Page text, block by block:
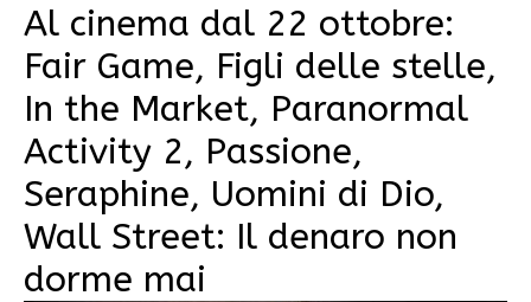
Al cinema dal 22 ottobre:
Fair Game, Figli delle stelle,
In the Market, Paranormal
Activity 2, Passione,
Seraphine, Uomini di Dio,
Wall Street: Il denaro non
dorme mai